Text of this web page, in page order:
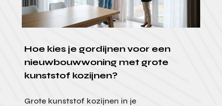
Hoe kies je gordijnen voor een
nieuwbouwwoning met grote
kunststof kozijnen?
Grote kunststof kozijnen in je